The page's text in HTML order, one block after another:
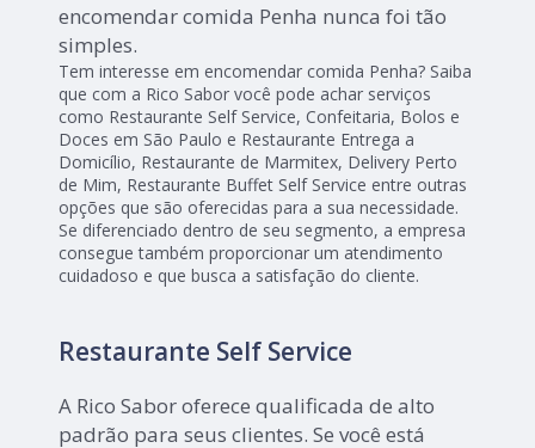
encomendar comida Penha nunca foi tão
simples.
Tem interesse em encomendar comida Penha? Saiba
que com a Rico Sabor você pode achar serviços
como Restaurante Self Service, Confeitaria, Bolos e
Doces em São Paulo e Restaurante Entrega a
Domicílio, Restaurante de Marmitex, Delivery Perto
de Mim, Restaurante Buffet Self Service entre outras
opções que são oferecidas para a sua necessidade.
Se diferenciado dentro de seu segmento, a empresa
consegue também proporcionar um atendimento
cuidadoso e que busca a satisfação do cliente.
Restaurante Self Service
A Rico Sabor oferece qualificada de alto
padrão para seus clientes. Se você está